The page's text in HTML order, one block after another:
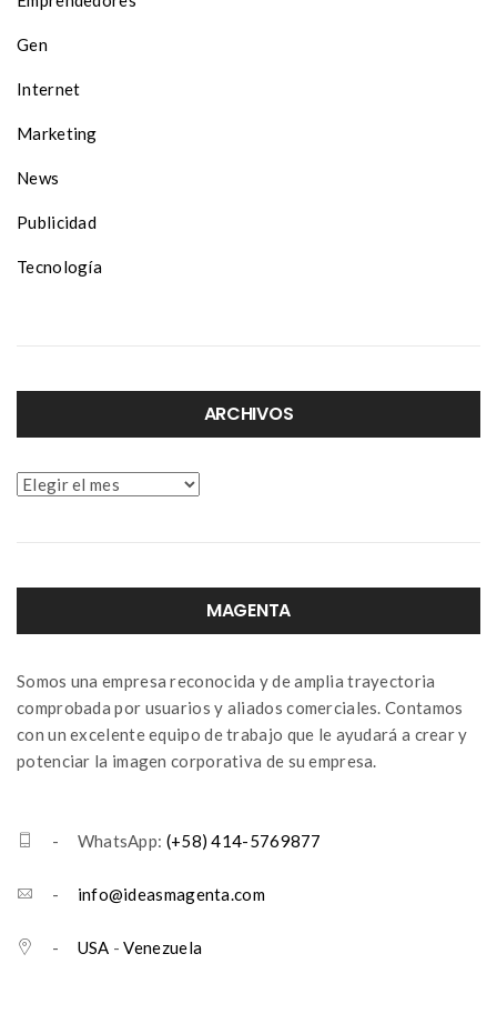
Gen
Internet
Marketing
News
Publicidad
Tecnología
ARCHIVOS
Archivos
MAGENTA
Somos una empresa reconocida y de amplia trayectoria
comprobada por usuarios y aliados comerciales. Contamos
con un excelente equipo de trabajo que le ayudará a crear y
potenciar la imagen corporativa de su empresa.
- WhatsApp: (+58) 414-5769877
- info@ideasmagenta.com
- USA -Venezuela